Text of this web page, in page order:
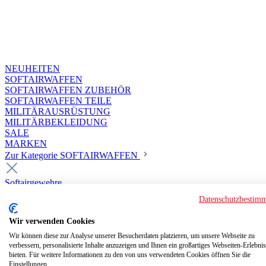
NEUHEITEN
SOFTAIRWAFFEN
SOFTAIRWAFFEN ZUBEHÖR
SOFTAIRWAFFEN TEILE
MILITÄRAUSRÜSTUNG
MILITÄRBEKLEIDUNG
SALE
MARKEN
Zur Kategorie SOFTAIRWAFFEN
Softairgewehre
Deluxe Custom Guns ab 18
Softair elektrisch ab 18
Softair elektrisch ab 14
Softair gasbetrieben ab 18
Softair HPA Luftdruck ab 18
Historische Softairwaffen
Wir verwenden Cookies
Wir können diese zur Analyse unserer Besucherdaten platzieren, um unsere Webseite zu
verbessern, personalisierte Inhalte anzuzeigen und Ihnen ein großartiges Webseiten-
bieten. Für weitere Informationen zu den von uns verwendeten Cookies öffnen Sie die
Einstellungen.